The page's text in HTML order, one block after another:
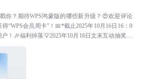
你？期待WPS鸿蒙版的哪些新升级？😍欢迎评论
“WPS会员周卡”！📅*截止2025年10月16日16：0
！🎉福利掉落💡2025年10月16日文末互动抽奖规